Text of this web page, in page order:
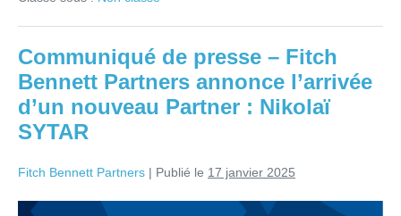
Communiqué de presse – Fitch
Bennett Partners annonce l’arrivée
d’un nouveau Partner : Nikolaï
SYTAR
Fitch Bennett Partners | Publié le 17 janvier 2025